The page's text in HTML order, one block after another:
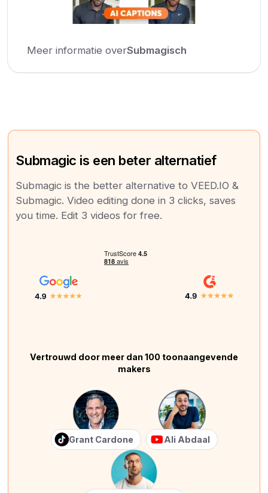
Meer informatie overSubmagisch
Submagic is een beter alternatief
Submagic is the better alternative to VEED.IO &
Submagic. Video editing done in 3 clicks, saves
you time. Edit 3 videos for free.
Vertrouwd door meer dan 100 toonaangevende
makers
Grant Cardone Ali Abdaal